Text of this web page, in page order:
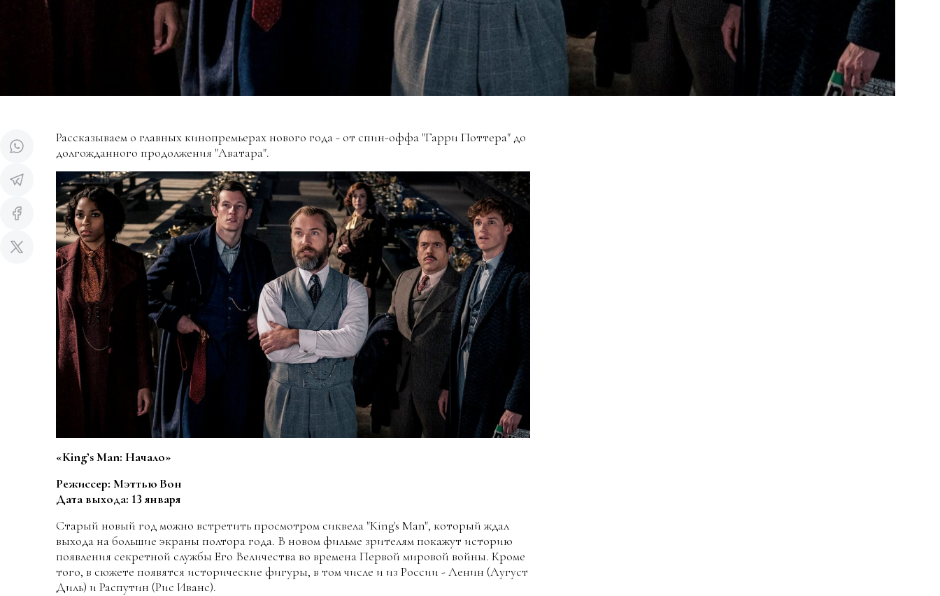
Рассказываем о главных кинопремьерах нового года - от спин-оффа "Гарри Поттера" до
долгожданного продолжения "Аватара".
«King’s Man: Начало»
Режиссер: Мэттью Вон
Дата выхода: 13 января
Старый новый год можно встретить просмотром сиквела "King's Man", который ждал
выхода на большие экраны полтора года. В новом фильме зрителям покажут историю
появления секретной службы Его Величества во времена Первой мировой войны. Кроме
того, в сюжете появятся исторические фигуры, в том числе и из России - Ленин (Аугуст
Диль) и Распутин (Рис Иванс).